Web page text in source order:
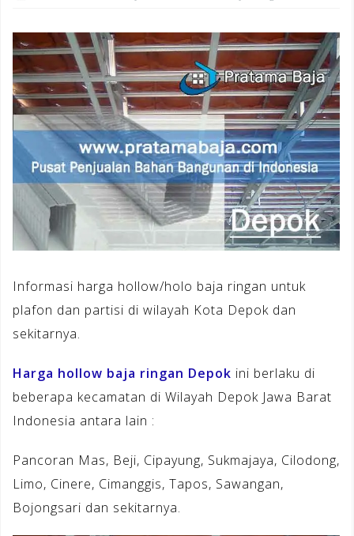
Informasi harga hollow/holo baja ringan untuk
plafon dan partisi di wilayah Kota Depok dan
sekitarnya.
Harga hollow baja ringan Depok ini berlaku di
beberapa kecamatan di Wilayah Depok Jawa Barat
Indonesia antara lain :
Pancoran Mas, Beji, Cipayung, Sukmajaya, Cilodong,
Limo, Cinere, Cimanggis, Tapos, Sawangan,
Bojongsari dan sekitarnya.